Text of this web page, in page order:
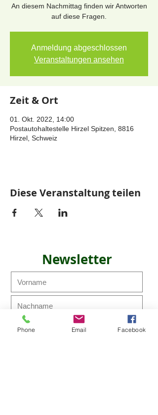
An diesem Nachmittag finden wir Antworten
auf diese Fragen.
Anmeldung abgeschlossen
Veranstaltungen ansehen
Zeit & Ort
01. Okt. 2022, 14:00
Postautohaltestelle Hirzel Spitzen, 8816
Hirzel, Schweiz
Diese Veranstaltung teilen
Newsletter
Phone Email Facebook